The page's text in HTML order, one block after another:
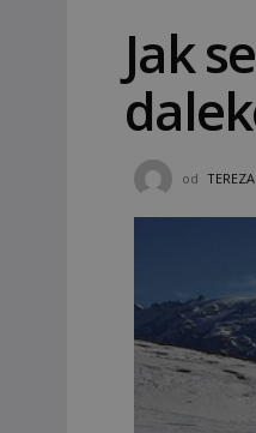
Jak
od